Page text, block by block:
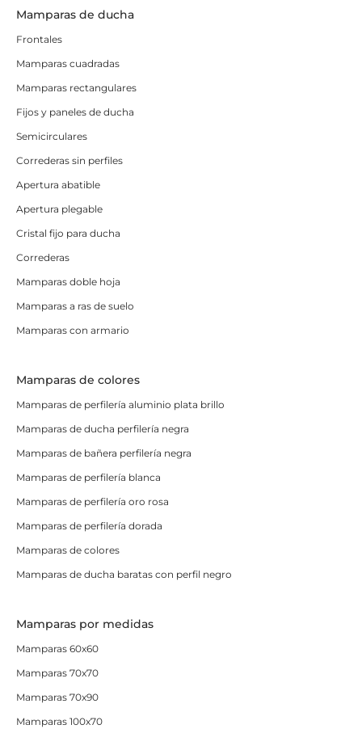
Mamparas de ducha
Frontales
Mamparas cuadradas
Mamparas rectangulares
Fijos y paneles de ducha
Semicirculares
Correderas sin perfiles
Apertura abatible
Apertura plegable
Cristal fijo para ducha
Correderas
Mamparas doble hoja
Mamparas a ras de suelo
Mamparas con armario
Mamparas de colores
Mamparas de perfilería aluminio plata brillo
Mamparas de ducha perfilería negra
Mamparas de bañera perfilería negra
Mamparas de perfilería blanca
Mamparas de perfilería oro rosa
Mamparas de perfilería dorada
Mamparas de colores
Mamparas de ducha baratas con perfil negro
Mamparas por medidas
Mamparas 60x60
Mamparas 70x70
Mamparas 70x90
Mamparas 100x70